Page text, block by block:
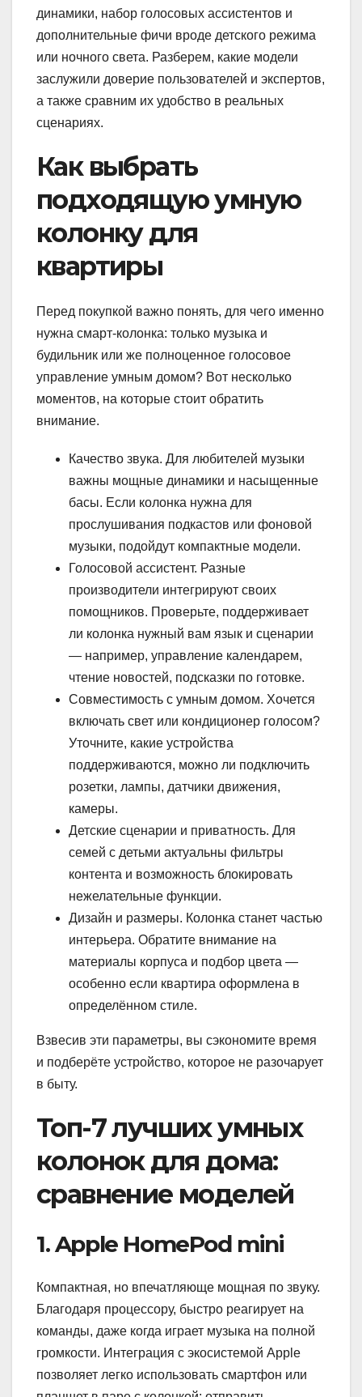
динамики, набор голосовых ассистентов и
дополнительные фичи вроде детского режима
или ночного света. Разберем, какие модели
заслужили доверие пользователей и экспертов,
а также сравним их удобство в реальных
сценариях.
Как выбрать
подходящую умную
колонку для
квартиры
Перед покупкой важно понять, для чего именно
нужна смарт-колонка: только музыка и
будильник или же полноценное голосовое
управление умным домом? Вот несколько
моментов, на которые стоит обратить
внимание.
Качество звука. Для любителей музыки
важны мощные динамики и насыщенные
басы. Если колонка нужна для
прослушивания подкастов или фоновой
музыки, подойдут компактные модели.
Голосовой ассистент. Разные
производители интегрируют своих
помощников. Проверьте, поддерживает
ли колонка нужный вам язык и сценарии
— например, управление календарем,
чтение новостей, подсказки по готовке.
Совместимость с умным домом. Хочется
включать свет или кондиционер голосом?
Уточните, какие устройства
поддерживаются, можно ли подключить
розетки, лампы, датчики движения,
камеры.
Детские сценарии и приватность. Для
семей с детьми актуальны фильтры
контента и возможность блокировать
нежелательные функции.
Дизайн и размеры. Колонка станет частью
интерьера. Обратите внимание на
материалы корпуса и подбор цвета —
особенно если квартира оформлена в
определённом стиле.
Взвесив эти параметры, вы сэкономите время
и подберёте устройство, которое не разочарует
в быту.
Топ-7 лучших умных
колонок для дома:
сравнение моделей
1. Apple HomePod mini
Компактная, но впечатляюще мощная по звуку.
Благодаря процессору, быстро реагирует на
команды, даже когда играет музыка на полной
громкости. Интеграция с экосистемой Apple
позволяет легко использовать смартфон или